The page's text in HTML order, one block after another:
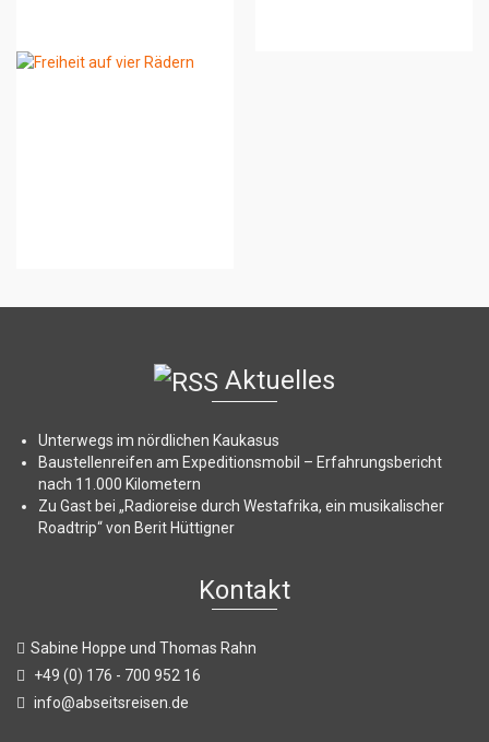
Aktuelles
Unterwegs im nördlichen Kaukasus
Baustellenreifen am Expeditionsmobil – Erfahrungsbericht
nach 11.000 Kilometern
Zu Gast bei „Radioreise durch Westafrika, ein musikalischer
Roadtrip“ von Berit Hüttigner
Kontakt
Sabine Hoppe und Thomas Rahn
+49 (0) 176 - 700 952 16
info@abseitsreisen.de